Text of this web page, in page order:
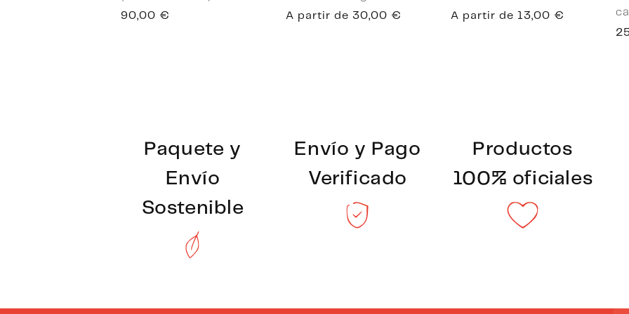
Precio
90,00 €
Precio
A partir de 30,00 €
Precio
A partir de 13,00 €
Paquete y
Envío
Sostenible
Envío y Pago
Verificado
Productos
100% oficiales